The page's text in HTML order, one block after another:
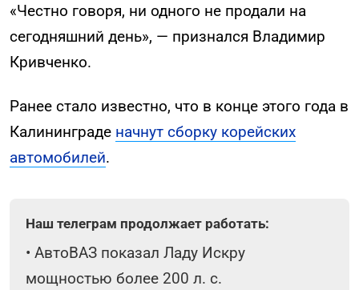
«Честно говоря, ни одного не продали на
сегодняшний день», — признался Владимир
Кривченко.
Ранее стало известно, что в конце этого года в
Калининграде начнут сборку корейских
автомобилей.
Наш телеграм продолжает работать:
• АвтоВАЗ показал Ладу Искру
мощностью более 200 л. с.